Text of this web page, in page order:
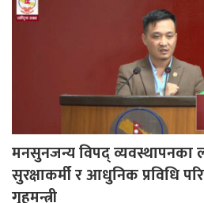
मनसुनजन्य विपद् व्यवस्थापनका
सुरक्षाकर्मी र आधुनिक प्रविधि
गृहमन्त्री